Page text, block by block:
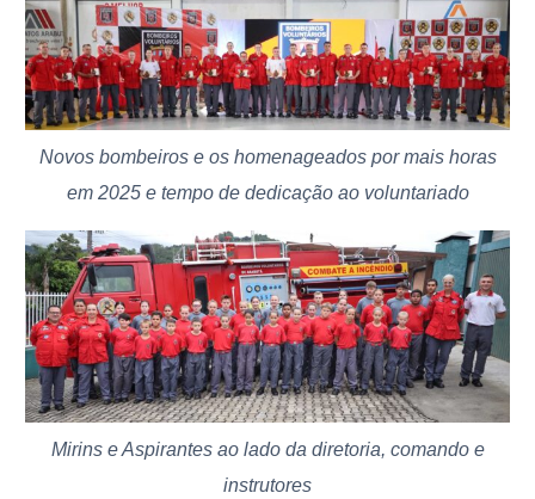
Novos bombeiros e os homenageados por mais horas
em 2025 e tempo de dedicação ao voluntariado
Mirins e Aspirantes ao lado da diretoria, comando e
instrutores